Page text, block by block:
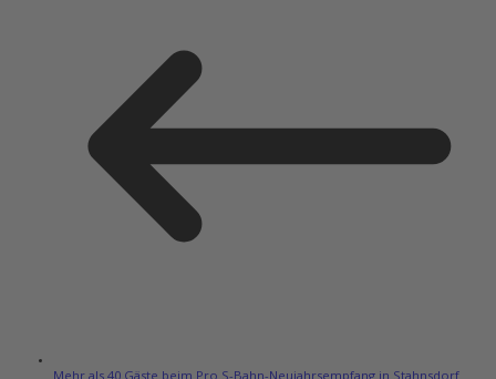
Mehr als 40 Gäste beim Pro S-Bahn-Neujahrsempfang in Stahnsdorf